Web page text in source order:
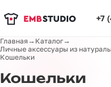
+7
Главная→ Каталог→
Личные аксессуары из
Кошельки
Кошельки